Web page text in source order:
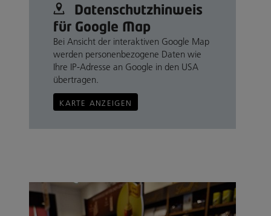
Datenschutz­hinweis
für Google Map
Bei Ansicht der interaktiven Google Map
werden personenbezogene Daten wie
Ihre IP-Adresse an Google in den USA
übertragen.
KARTE ANZEIGEN